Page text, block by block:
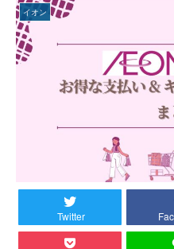
イオン
Twitter